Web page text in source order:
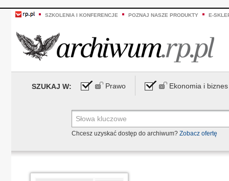
SZKOLENIA I KONFERENCJE POZNAJ NASZE PRODUKTY E-
SZUKAJ W: Prawo Ekonomia i biznes
Chcesz uzyskać dostęp do archiwum? Zobacz ofertę